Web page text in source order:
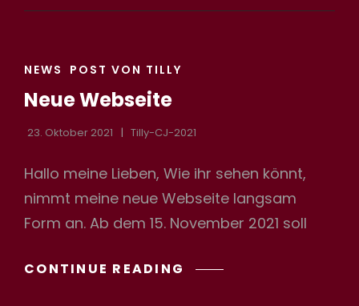
CELLULITIS
CAT
NEWS POST VON TILLY
Neue Webseite
23. Oktober 2021 Tilly-CJ-2021
Hallo meine Lieben, Wie ihr sehen könnt,
nimmt meine neue Webseite langsam
Form an. Ab dem 15. November 2021 soll
CONTINUE READING NEUE